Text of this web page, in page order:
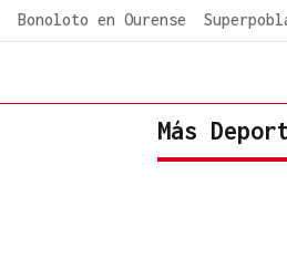
Bonoloto en Ourense
Más